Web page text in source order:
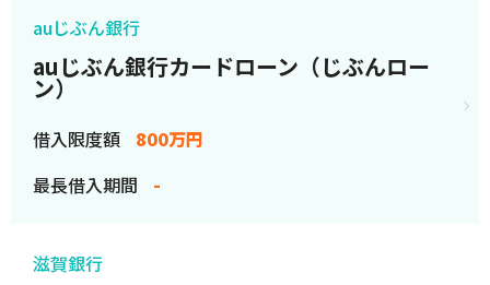
auじぶん銀行
auじぶん銀行カードローン（じぶんロー
ン）
借入限度額
800万円
最長借入期間
-
滋賀銀行